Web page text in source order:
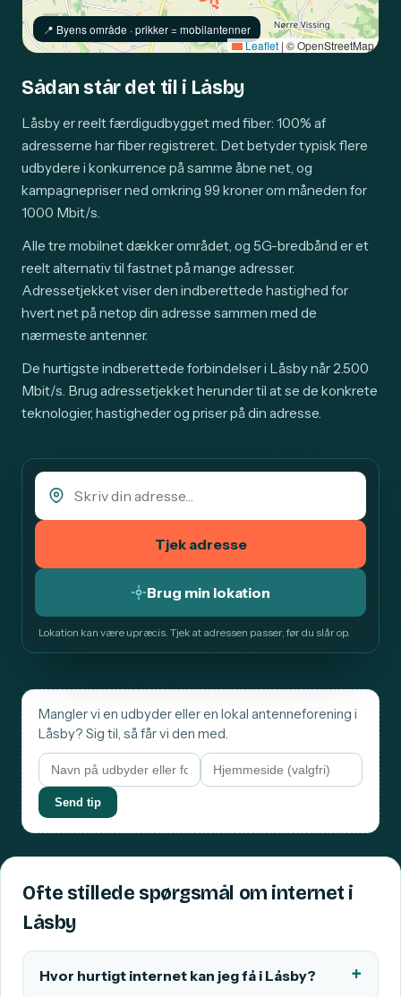
📍️ Byens område · prikker = mobilantenner
Leaflet | © OpenStreetMap
Sådan står det til i Låsby
Låsby er reelt færdigudbygget med fiber: 100% af
adresserne har fiber registreret. Det betyder typisk flere
udbydere i konkurrence på samme åbne net, og
kampagnepriser ned omkring 99 kroner om måneden for
1000 Mbit/s.
Alle tre mobilnet dækker området, og 5G-bredbånd er et
reelt alternativ til fastnet på mange adresser.
Adressetjekket viser den indberettede hastighed for
hvert net på netop din adresse sammen med de
nærmeste antenner.
De hurtigste indberettede forbindelser i Låsby når 2.500
Mbit/s. Brug adressetjekket herunder til at se de konkrete
teknologier, hastigheder og priser på din adresse.
Tjek adresse
Brug min lokation
Lokation kan være upræcis. Tjek at adressen passer, før du slår op.
Mangler vi en udbyder eller en lokal antenneforening i
Låsby? Sig til, så får vi den med.
Send tip
Ofte stillede spørgsmål om internet i
Låsby
Hvor hurtigt internet kan jeg få i Låsby?